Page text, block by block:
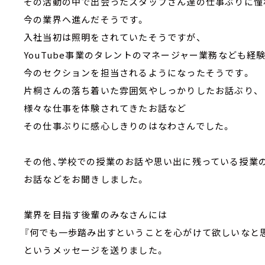
今の業界へ進んだそうです。
入社当初は照明をされていたそうですが、
YouTube事業のタレントのマネージャー業務なども経験
今のセクションを担当されるようになったそうです。
片桐さんの落ち着いた雰囲気やしっかりしたお話ぶり、
様々な仕事を体験されてきたお話など
その仕事ぶりに感心しきりのはなわさんでした。
その他、学校での授業のお話や思い出に残っている授業
お話などをお聞きしました。
業界を目指す後輩のみなさんには
『何でも一歩踏み出すということを心がけて欲しいなと
というメッセージを送りました。